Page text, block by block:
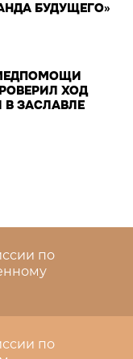
БУДУЩЕГО»
ХОД
ЗАСЛАВЛЕ
по
по